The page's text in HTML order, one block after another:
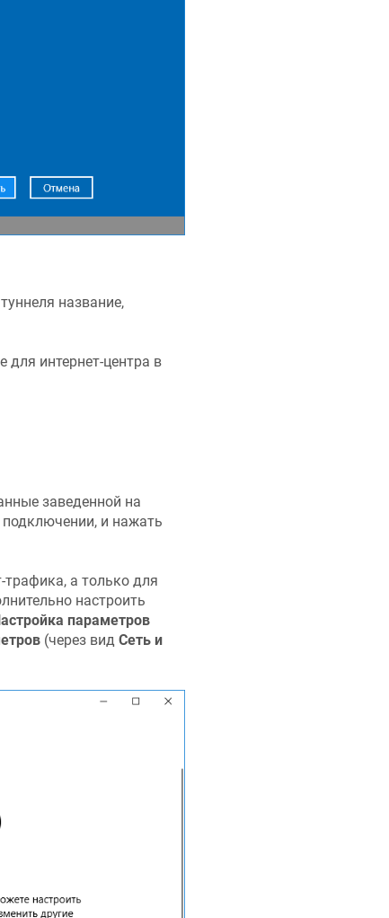
название,
для интернет-центра в
заведенной на
и нажать
а только для
настроить
параметров
(через вид Сеть и